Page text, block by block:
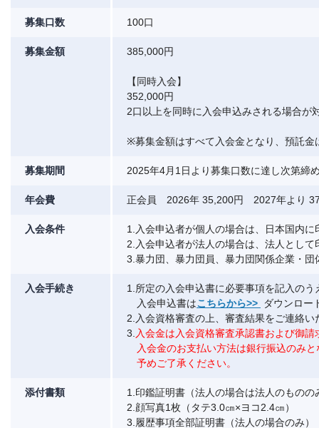
募集口数 100口
募集金額 385,000円
【同時入会】
352,000円
2口以上を同時に入会申込みされる場合が
※募集金額はすべて入会金となり、預託金
募集期間 2025年4月1日より募集口数に達し次第締
年会費 正会員 2026年 35,200円 2027年より
入会条件
1.入会申込者が個人の場合は、日本国内
2.入会申込者が法人の場合は、法人として
3.暴力団、暴力団員、暴力団関係企業・
入会手続き
1.所定の入会申込書に必要事項を記入の
入会申込書はこちらから>>
ダウンロー
2.入会資格審査の上、審査結果をご連絡い
3. 入会金は入会資格審査承認書および御
入会金のお支払い方法は銀行振込のみ
予めご了承ください。
添付書類
1.印鑑証明書（法人の場合は法人のものの
2.顔写真1枚（タテ3.0㎝×ヨコ2.4㎝）
3.履歴事項全部証明書（法人の場合のみ）